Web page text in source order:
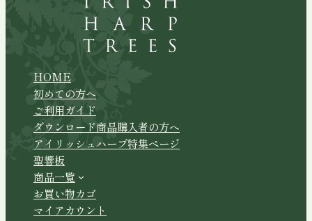
HOME
初めての方へ
ご利用ガイド
ダウンロード商品購入者の方へ
アイリッシュハープ特集ページ
聖響板
商品一覧
お買い物カゴ
マイアカウント